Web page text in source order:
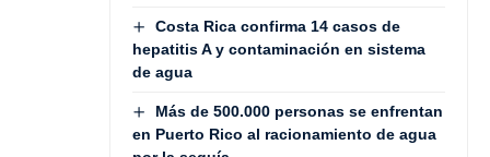
Costa Rica confirma 14 casos de
hepatitis A y contaminación en sistema
de agua
Más de 500.000 personas se enfrentan
en Puerto Rico al racionamiento de agua